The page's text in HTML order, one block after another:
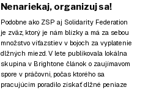
Nenariekaj, organizuj sa!
Podobne ako ZSP aj Solidarity Federation
je zväz, ktorý je nám blízky a má za sebou
množstvo víťazstiev v bojoch za vyplatenie
dlžných miezd. V lete publikovala lokálna
skupina v Brightone článok o zaujímavom
spore v práčovni, počas ktorého sa
pracujúcim poradilo získať dlžné peniaze